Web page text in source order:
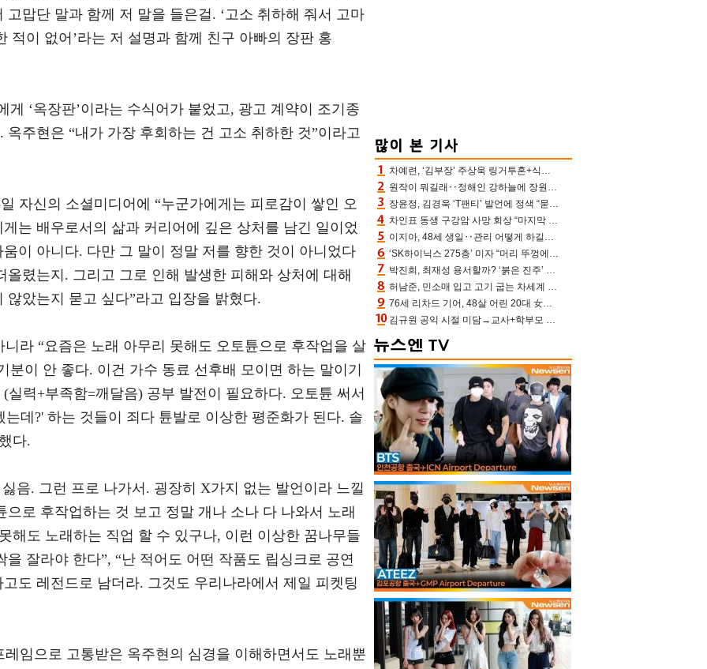
맙단 말과 함께 저 말을 들은걸. ‘고소 취하해 줘서 고마
적이 없어’라는 저 설명과 함께 친구 아빠의 장판 홍
‘옥장판’이라는 수식어가 붙었고, 광고 계약이 조기종
주현은 “내가 가장 후회하는 건 고소 취하한 것”이라고
자신의 소셜미디어에 “누군가에게는 피로감이 쌓인 오
는 배우로서의 삶과 커리어에 깊은 상처를 남긴 일이었
이 아니다. 다만 그 말이 정말 저를 향한 것이 아니었다
렸는지. 그리고 그로 인해 발생한 피해와 상처에 대해
았는지 묻고 싶다”라고 입장을 밝혔다.
니라 “요즘은 노래 아무리 못해도 오토튠으로 후작업을 살
이 안 좋다. 이건 가수 동료 선후배 모이면 하는 말이기
력+부족함=깨달음) 공부 발전이 필요하다. 오토튠 써서
데?' 하는 것들이 죄다 튠발로 이상한 평준화가 된다. 솔
다.
음. 그런 프로 나가서. 굉장히 X가지 없는 발언이라 느낄
로 후작업하는 것 보고 정말 개나 소나 다 나와서 노래
해도 노래하는 직업 할 수 있구나, 이런 이상한 꿈나무들
잘라야 한다”, “난 적어도 어떤 작품도 립싱크로 공연
도 레전드로 남더라. 그것도 우리나라에서 제일 피켓팅
레임으로 고통받은 옥주현의 심경을 이해하면서도 노래뿐
차예련, ‘김부장’ 주상욱 링거투혼+식스팩 비화 “옷 벗는데 아저씨는 안 된다고”(차장금)
원작이 뭐길래‥정해인 강하늘에 장원영까지 참여한 이 영화
장윤정, 김경욱 ‘T팬티’ 발언에 정색 “묻지 않았는데, 그것도 성희롱”(장공장)
차인표 동생 구강암 사망 회상 “마지막 순간 동생 손 잡아준 신애라, 두고두고 고마워” (신애라이프)
이지아, 48세 생일‥관리 어떻게 하길래 놀라운 동안 미모
‘SK하이닉스 275층’ 미자 “머리 뚜껑에서 사, 주식만 안 해도 돈 버는 것”
박진희, 최재성 용서할까? ‘붉은 진주’ 오늘(7일) 결말 나온다
허남준, 민소매 입고 고기 굽는 차세계 실존…영케이도 감탄한 팔근육(공케이)
76세 리차드 기어, 48살 어린 20대 女배우와 로맨스‥허리 감싼 손 포착[할리우드비하인드]
김규원 공익 시절 미담→교사+학부모 추가 미담 속출 “휠체어 탄 아이와 산책도”[종합]